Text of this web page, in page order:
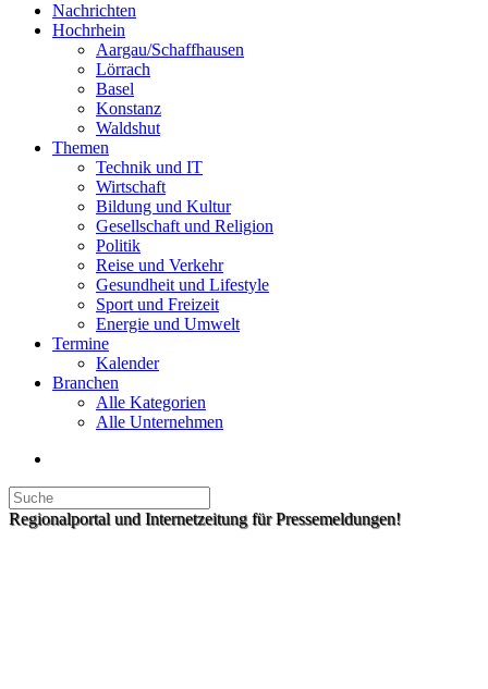
Nachrichten
Hochrhein
Aargau/Schaffhausen
Lörrach
Basel
Konstanz
Waldshut
Themen
Technik und IT
Wirtschaft
Bildung und Kultur
Gesellschaft und Religion
Politik
Reise und Verkehr
Gesundheit und Lifestyle
Sport und Freizeit
Energie und Umwelt
Termine
Kalender
Branchen
Alle Kategorien
Alle Unternehmen
Regionalportal und Internetzeitung für Pressemeldungen!